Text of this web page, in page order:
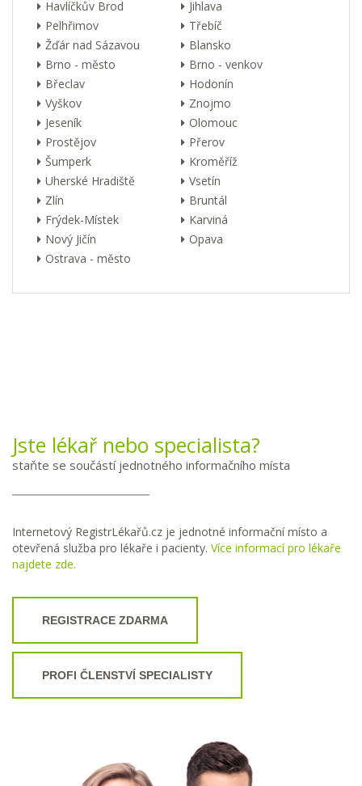
Havlíčkův Brod
Jihlava
Pelhřimov
Třebíč
Žďár nad Sázavou
Blansko
Brno - město
Brno - venkov
Břeclav
Hodonín
Vyškov
Znojmo
Jeseník
Olomouc
Prostějov
Přerov
Šumperk
Kroměříž
Uherské Hradiště
Vsetín
Zlín
Bruntál
Frýdek-Místek
Karviná
Nový Jičín
Opava
Ostrava - město
Jste lékař nebo specialista?
staňte se součástí jednotného informačního místa
Internetový RegistrLékařů.cz je jednotné informační místo a
otevřená služba pro lékaře i pacienty. Více informací pro lékaře
najdete zde.
REGISTRACE ZDARMA
PROFI ČLENSTVÍ SPECIALISTY